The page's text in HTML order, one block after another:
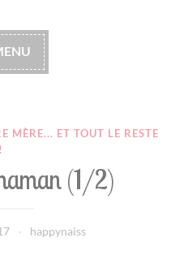
coeur
MÈRE... ET TOUT LE RESTE
!
(1/2)
happynaiss